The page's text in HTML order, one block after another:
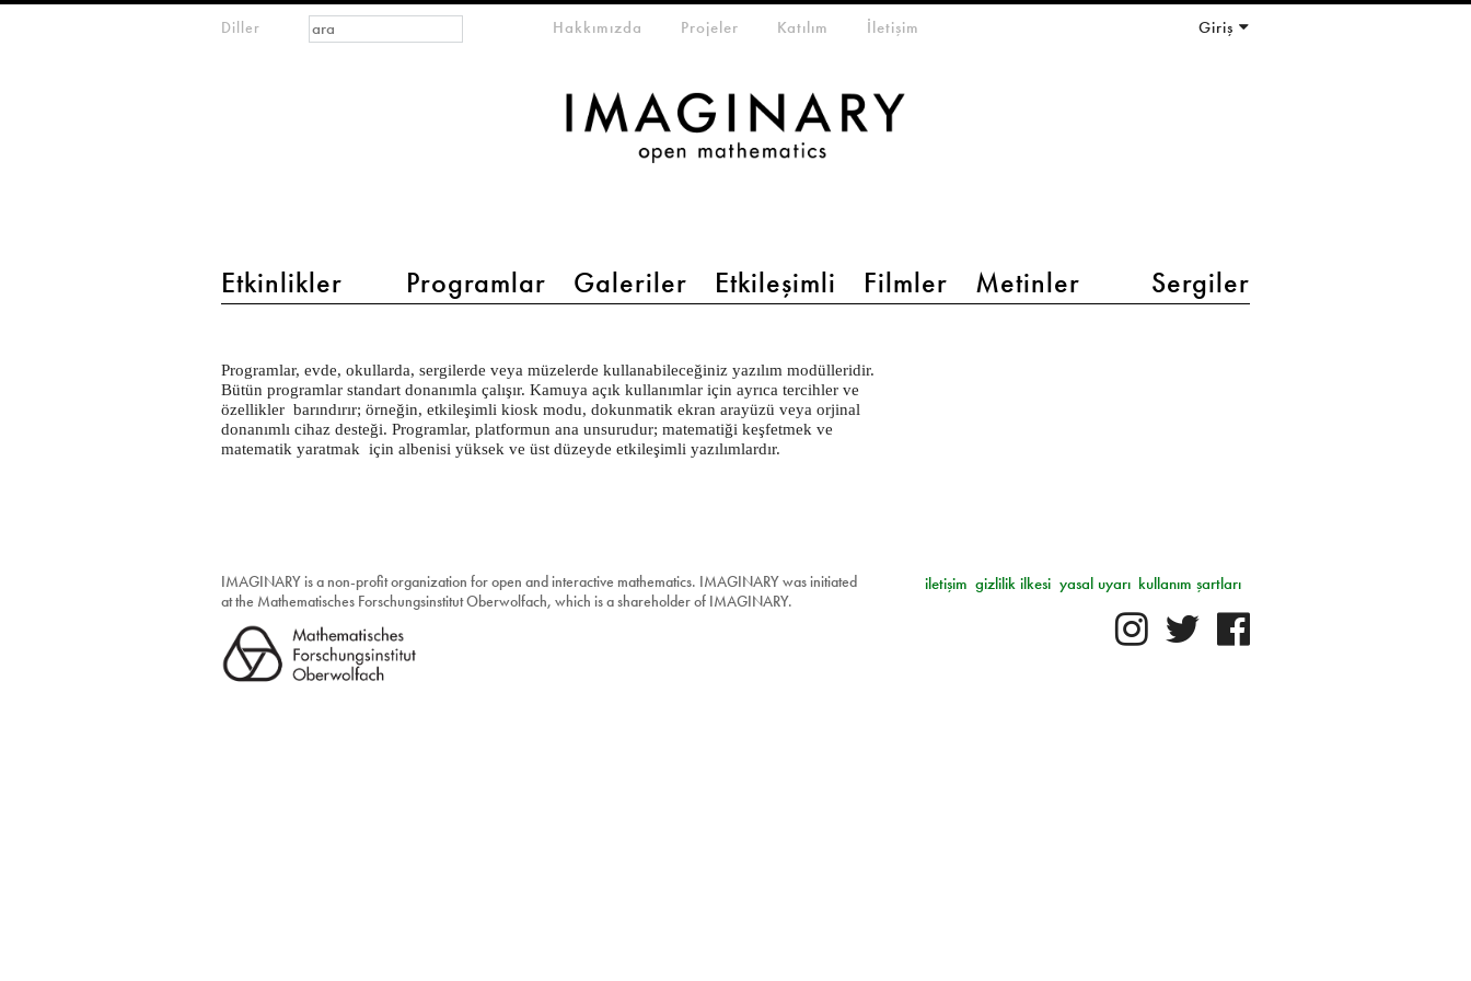
Diller
main menu 2
Etkinlikler Programlar Galeriler Etkileşimli Filmler Metinler Sergiler
meta-menuHakkımızda Projeler Katılım İletişim Giriş
Arama formu
Ara
Programlar, evde, okullarda, sergilerde veya müzelerde kullanabileceğiniz yazılım modülleridir.
Bütün programlar standart donanımla çalışır. Kamuya açık kullanımlar için ayrıca tercihler ve
özellikler barındırır; örneğin, etkileşimli kiosk modu, dokunmatik ekran arayüzü veya orjinal
donanımlı cihaz desteği. Programlar, platformun ana unsurudur; matematiği keşfetmek ve
matematik yaratmak için albenisi yüksek ve üst düzeyde etkileşimli yazılımlardır.
IMAGINARY is a non-profit organization for open and interactive mathematics. IMAGINARY was initiated
at the Mathematisches Forschungsinstitut Oberwolfach, which is a shareholder of IMAGINARY.
kullanım şartları
yasal uyarı
gizlilik ilkesi
iletişim